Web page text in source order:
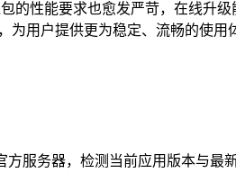
的性能要求也愈发严苛，在线升
用户提供更为稳定、流畅的使用
方服务器，检测当前应用版本与